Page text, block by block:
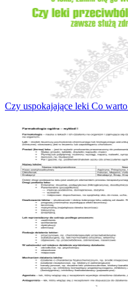
Czy uspokajające leki Co